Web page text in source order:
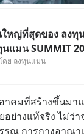
ใหญ่ที่สุดของ ลงทุ
แมน SUMMIT
เจ้าของธุรกิจ
LA GLACE,
KARMART,
วามรู้การสร้างธุ
ดย ลงทุนแมน
าคมที่สร้างขึ้นมา
ย่างแท้จริง ไม่ว่า
รณ การกางอาณ